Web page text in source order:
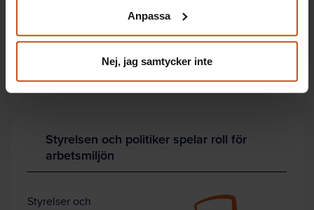
integritet@suntarbetsliv.se.Anpassa
Nej, jag samtycker inte
Finansiär:SNS
Styrelsen och politiker spelar roll för
arbetsmiljön
Styrelser och